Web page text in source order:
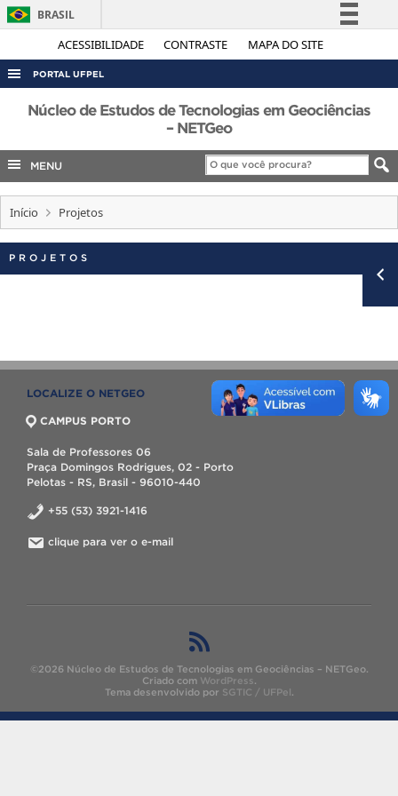
ACESSIBILIDADE CONTRASTE MAPA DO SITE
BRASIL
Simplifique!
Acesso à informação
Legislação
Canais
PORTAL UFPEL
ACESSO À INFORMAÇÃO
COBALTO
CONCURSOS
INTERNACIONAL
Núcleo de Estudos de Tecnologias em Geociências
– NETGeo
MENU
Início Projetos
PROJETOS
LOCALIZE O NETGEO
CAMPUS PORTO
Sala de Professores 06
Praça Domingos Rodrigues, 02 - Porto
Pelotas - RS, Brasil - 96010-440
+55 (53) 3921-1416
clique para ver o e-mail
©2026 Núcleo de Estudos de Tecnologias em Geociências – NETGeo.
Criado com WordPress.
Tema desenvolvido por SGTIC / UFPel.